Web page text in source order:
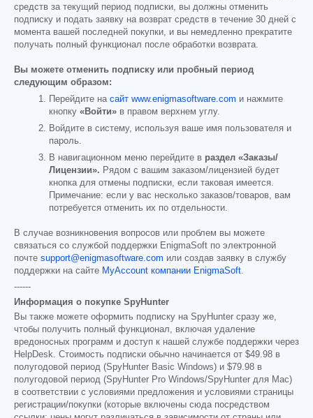
средств за текущий период подписки, вы должны отменить
подписку и подать заявку на возврат средств в течение 30 дней с
момента вашей последней покупки, и вы немедленно прекратите
получать полный функционал после обработки возврата.
Вы можете отменить подписку или пробный период
следующим образом:
Перейдите на сайт www.enigmasoftware.com и нажмите
кнопку «Войти» в правом верхнем углу.
Войдите в систему, используя ваше имя пользователя и
пароль.
В навигационном меню перейдите в раздел «Заказы/
Лицензии». Рядом с вашим заказом/лицензией будет
кнопка для отмены подписки, если таковая имеется.
Примечание: если у вас несколько заказов/товаров, вам
потребуется отменить их по отдельности.
В случае возникновения вопросов или проблем вы можете
связаться со службой поддержки EnigmaSoft по электронной
почте support@enigmasoftware.com или создав заявку в службу
поддержки на сайте MyAccount компании EnigmaSoft.
------
Информация о покупке SpyHunter
Вы также можете оформить подписку на SpyHunter сразу же,
чтобы получить полный функционал, включая удаление
вредоносных программ и доступ к нашей службе поддержки через
HelpDesk. Стоимость подписки обычно начинается от $49.98 в
полугодовой период (SpyHunter Basic Windows) и $79.98 в
полугодовой период (SpyHunter Pro Windows/SpyHunter для Mac)
в соответствии с условиями предложения и условиями страницы
регистрации/покупки (которые включены сюда посредством